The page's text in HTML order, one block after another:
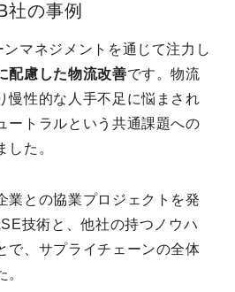
社の事例
マネジメントを通じて注力し
配慮した物流改善です。物流
慢性的な人手不足に悩まされ
ートラルという共通課題への
した。
業との協業プロジェクトを発
技術と、他社の持つノウハ
で、サプライチェーンの全体